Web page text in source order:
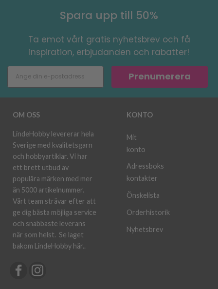
Spara upp till 50%
Ta emot vårt gratis nyhetsbrev och få
inspiration, erbjudanden och rabatter!
Prenumerera
OM OSS
LindeHobby levererar hela
Sverige med kvalitetsgarn
och hobbyartiklar. Vi har
ett brett utbud av
populära märken med mer
än 5000 artikelnummer.
Vårt team strävar efter att
ge dig bästa möjliga service
och snabbaste leverans
när som helst. Se laget
bakom LindeHobby här..
KONTO
Mit
konto
Adressboks
kontakter
Önskelista
Orderhistorik
Nyhetsbrev